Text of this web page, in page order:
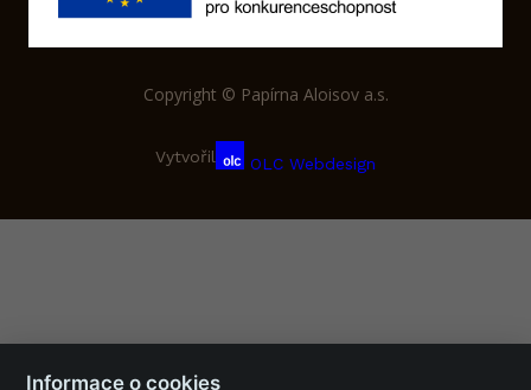
Copyright © Papírna Aloisov a.s.
Vytvořil OLC Webdesign
Informace o cookies